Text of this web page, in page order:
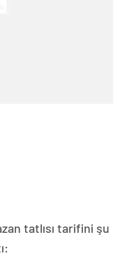
tatlısı tarifini şu